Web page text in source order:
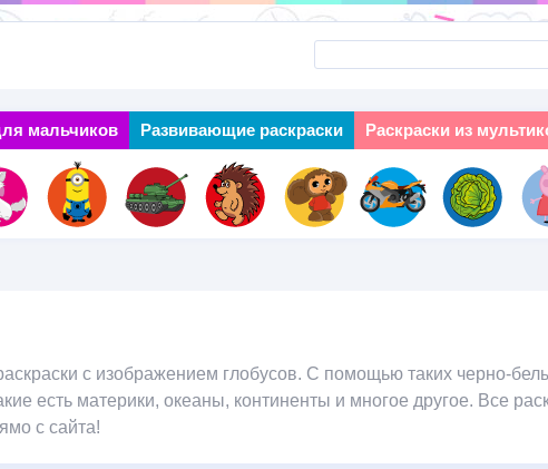
основному
содержанию
мальчиков Развивающие раскраски Раскраски из
Next
с изображением глобусов. С помощью таких черно-
есть материки, океаны, континенты и многое другое. Все
с сайта!